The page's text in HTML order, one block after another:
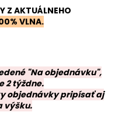
Z AKTUÁLNEHO
VLNA.
"Na objednávku",
2 týždne.
objednávky pripísať aj
výšku.